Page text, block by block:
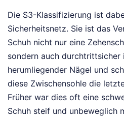
Die S3-Klassifizierung ist
Sicherheitsnetz. Sie ist das
Schuh nicht nur eine
sondern auch durchtrittsicher
herumliegender Nägel und
diese Zwischensohle die
Früher war dies oft eine
Schuh steif und unbeweglich